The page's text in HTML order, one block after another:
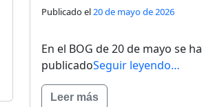
Publicado el20 de mayo de 2026
En el BOG de 20 de mayo se ha
publicadoSeguir leyendo…
Leer más